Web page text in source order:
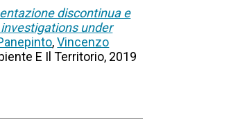
discontinua e
under
,Vincenzo
E Il Territorio, 2019